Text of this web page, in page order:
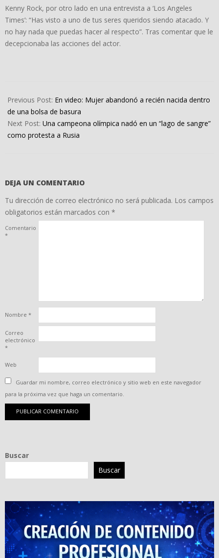
Kenny Rock, por otro lado en una entrevista a ‘Los Angeles
Times’: “Has visto a uno de tus seres queridos siendo atacado. Y
no hay nada que puedas hacer al respecto”. Tras comentar que le
decepcionaba las acciones del actor.
04-
07
Previous Post: En video: Mujer abandonó a recién nacida dentro
de una bolsa de basura
Next Post: Una campeona olímpica nadó en un “lago de sangre”
como protesta a Rusia
DEJA UN COMENTARIO
Tu dirección de correo electrónico no será publicada. Los campos
obligatorios están marcados con *
Comentario
*
Nombre *
Correo
electrónico
*
Web
Guardar mi nombre, correo electrónico y sitio web en este navegador
para la próxima vez que haga un comentario.
Buscar
Buscar